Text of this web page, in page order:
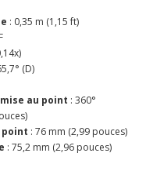
: 0,35 m (1,15 ft)
(D)
au point : 360°
point : 76 mm (2,99 pouces)
: 75,2 mm (2,96 pouces)